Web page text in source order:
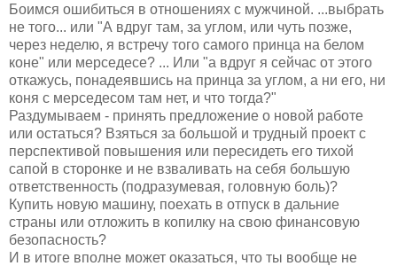
Боимся ошибиться в отношениях с мужчиной. ...выбрать
не того... или "А вдруг там, за углом, или чуть позже,
через неделю, я встречу того самого принца на белом
коне" или мерседесе? ... Или "а вдруг я сейчас от этого
откажусь, понадеявшись на принца за углом, а ни его, ни
коня с мерседесом там нет, и что тогда?"
Раздумываем - принять предложение о новой работе
или остаться? Взяться за большой и трудный проект с
перспективой повышения или пересидеть его тихой
сапой в сторонке и не взваливать на себя большую
ответственность (подразумевая, головную боль)?
Купить новую машину, поехать в отпуск в дальние
страны или отложить в копилку на свою финансовую
безопасность?
И в итоге вполне может оказаться, что ты вообще не